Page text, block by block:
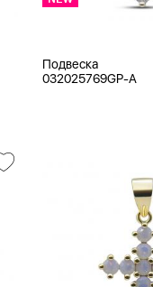
Подвеска
032025769GP-A